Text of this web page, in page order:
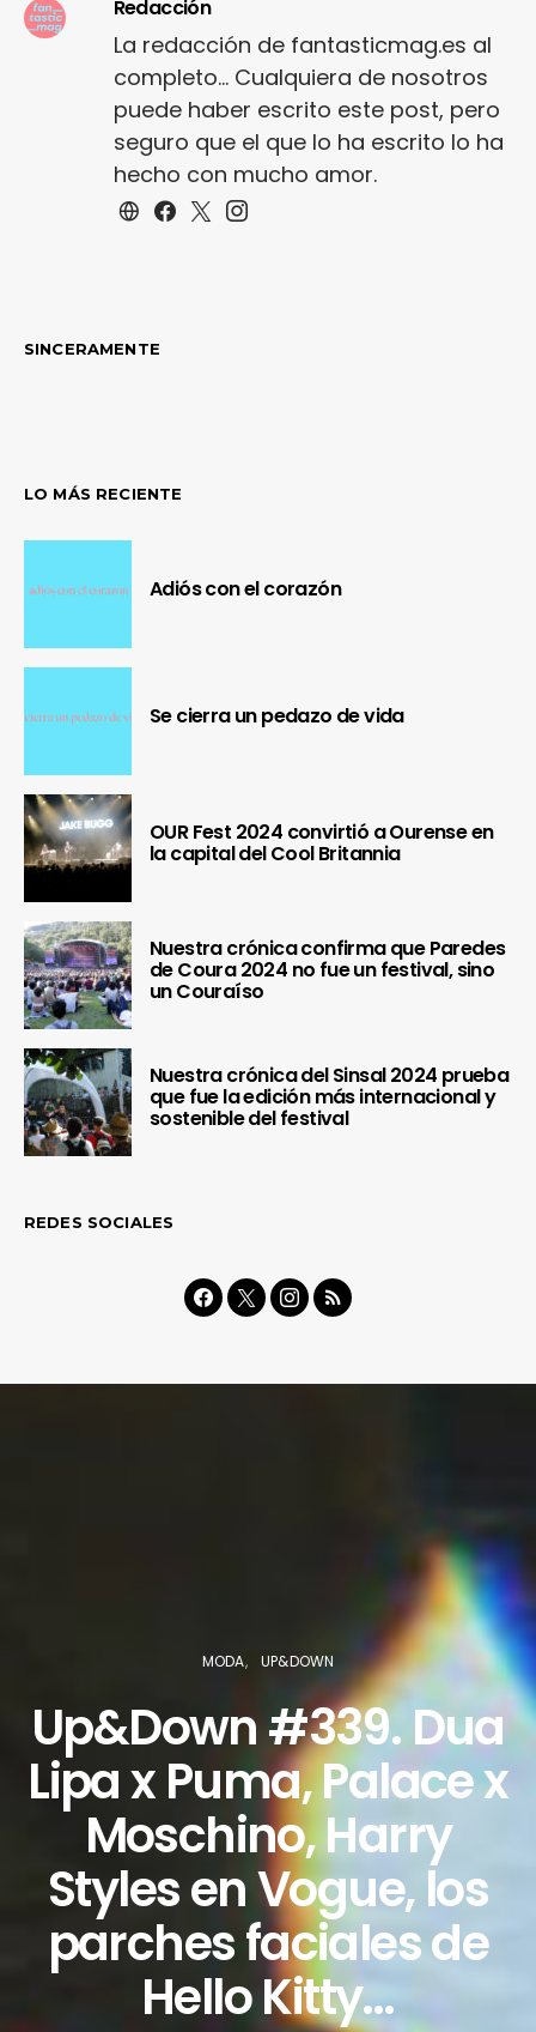
Redacción
La redacción de fantasticmag.es al
completo... Cualquiera de nosotros
puede haber escrito este post, pero
seguro que el que lo ha escrito lo ha
hecho con mucho amor.
SINCERAMENTE
LO MÁS RECIENTE
Adiós con el corazón
Se cierra un pedazo de vida
OUR Fest 2024 convirtió a Ourense en
la capital del Cool Britannia
Nuestra crónica confirma que Paredes
de Coura 2024 no fue un festival, sino
un Couraíso
Nuestra crónica del Sinsal 2024 prueba
que fue la edición más internacional y
sostenible del festival
REDES SOCIALES
MODA UP&DOWN
Up&Down #339. Dua
Lipa x Puma, Palace x
Moschino, Harry
Styles en Vogue, los
parches faciales de
Hello Kitty…